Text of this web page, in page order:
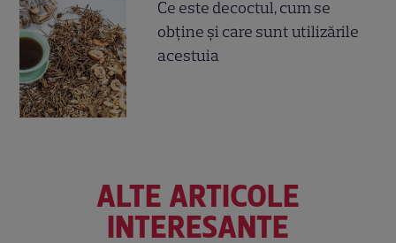
Ce este decoctul, cum se
obţine şi care sunt utilizările
acestuia
ALTE ARTICOLE
INTERESANTE